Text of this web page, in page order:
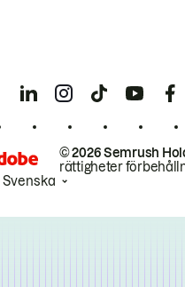
© 2026 Semrush
rättigheter
Svenska